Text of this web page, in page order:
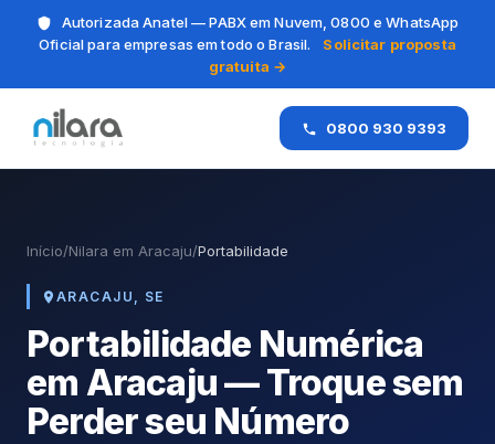
Autorizada Anatel — PABX em Nuvem, 0800 e WhatsApp
Oficial para empresas em todo o Brasil.
Solicitar proposta
gratuita →
0800 930 9393
Início/Nilara em Aracaju/Portabilidade
ARACAJU, SE
Portabilidade Numérica
em Aracaju — Troque sem
Perder seu Número